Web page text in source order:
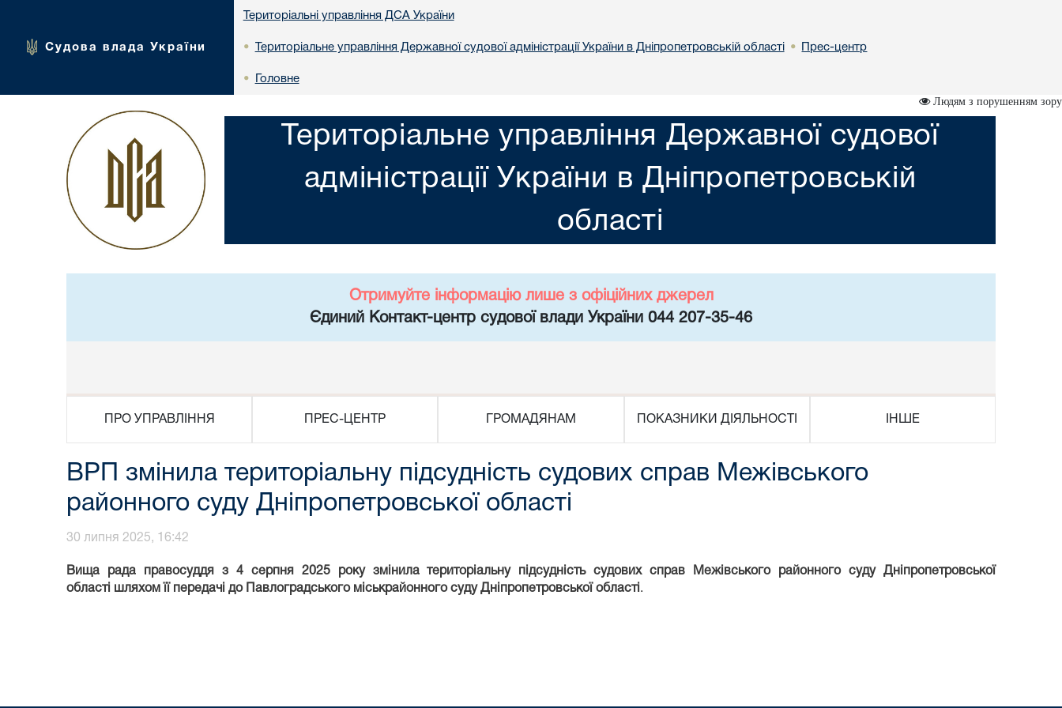
Судова влада України
Територіальні управління ДСА України
• Територіальне управління Державної судової адміністрації України в Днiпропетровській областi • Прес-центр
• Головне
Людям з порушенням зору
Територіальне управління Державної судової
адміністрації України в Днiпропетровській
областi
Отримуйте інформацію лише з офіційних джерел
Єдиний Контакт-центр судової влади України 044 207-35-46
ПРО УПРАВЛІННЯ ПРЕС-ЦЕНТР ГРОМАДЯНАМ ПОКАЗНИКИ ДІЯЛЬНОСТІ ІНШЕ
ВРП змінила територіальну підсудність судових справ Межівського
районного суду Дніпропетровської області
30 липня 2025, 16:42
Вища рада правосуддя з 4 серпня 2025 року змінила територіальну підсудність судових справ
Межівського районного суду Дніпропетровської
області
шляхом її передачі до Павлоградського міськрайонного суду Дніпропетровської області .